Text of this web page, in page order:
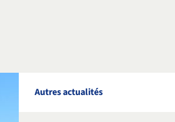
Autres actualités